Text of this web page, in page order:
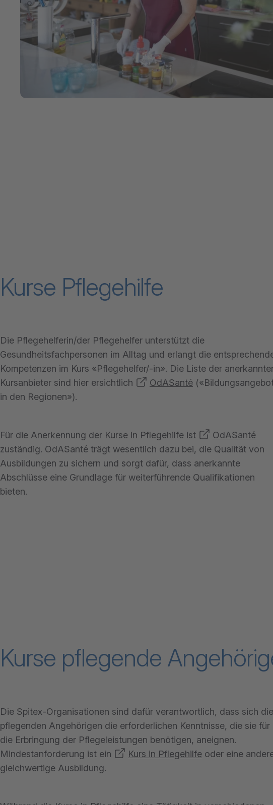
Kurse Pflegehilfe
Die Pflegehelferin/der Pflegehelfer unterstützt die
Gesundheitsfachpersonen im Alltag und erlangt die
Kompetenzen im Kurs «Pflegehelfer/-in». Die Liste der
Kursanbieter sind hier ersichtlich
OdASanté
in den Regionen»).
Für die Anerkennung der Kurse in Pflegehilfe ist
OdASanté
zuständig. OdASanté trägt wesentlich dazu bei, die Qualität von
Ausbildungen zu sichern und sorgt dafür, dass anerkannte
Abschlüsse eine Grundlage für weiterführende Qualifikationen
bieten.
Kurse pflegende
Die Spitex-Organisationen sind dafür verantwortlich, dass sich die
pflegenden Angehörigen die erforderlichen Kenntnisse, die sie für
die Erbringung der Pflegeleistungen benötigen, aneignen.
Mindestanforderung ist ein
Kurs in Pflegehilfe oder eine
gleichwertige Ausbildung.